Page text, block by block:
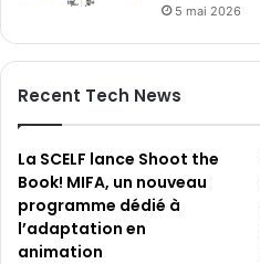
5 mai 2026
Recent Tech News
La SCELF lance Shoot the
Book! MIFA, un nouveau
programme dédié à
l’adaptation en
animation